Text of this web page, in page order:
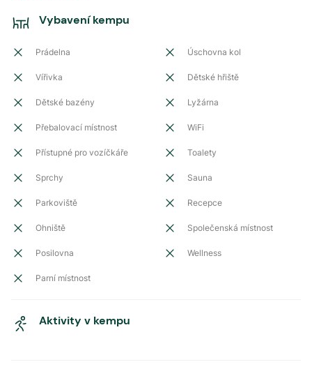
Vybavení kempu
Prádelna Úschovna kol
Vířivka Dětské hřiště
Dětské bazény Lyžárna
Přebalovací místnost WiFi
Přístupné pro vozíčkáře Toalety
Sprchy Sauna
Parkoviště Recepce
Ohniště Společenská místnost
Posilovna Wellness
Parní místnost
Aktivity v kempu